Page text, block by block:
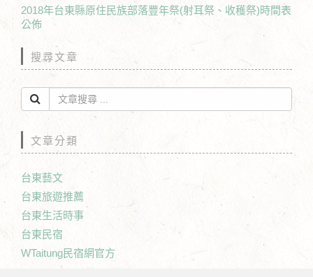
2018年台東縣原住民族部落豐年祭(射耳祭、收穫祭)時間表
公佈
搜尋文章
文章分類
台東藝文
台東旅遊推薦
台東生活時事
台東民宿
WTaitung民宿網官方